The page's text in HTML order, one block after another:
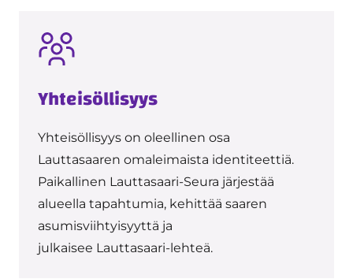
Yhteisöllisyys
Yhteisöllisyys on oleellinen osa
Lauttasaaren omaleimaista identiteettiä.
Paikallinen Lauttasaari-Seura järjestää
alueella tapahtumia, kehittää saaren
asumisviihtyisyyttä ja
julkaisee Lauttasaari-lehteä.